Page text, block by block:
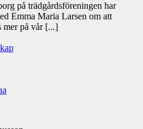
på trädgårdsföreningen har
Emma Maria Larsen om att
mer på vår [...]